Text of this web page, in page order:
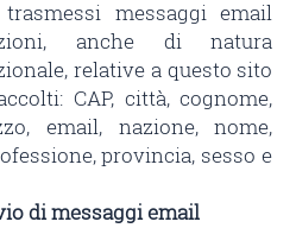
messaggi email
anche di natura
relative a questo sito
CAP, città, cognome,
email, nazione, nome,
provincia, sesso e
di messaggi email